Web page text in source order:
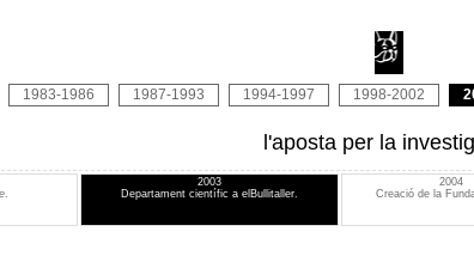
1983-1986 1987-1993 1994-1997 1998-2002
l'aposta per la
.
2003
Departament científic a elBullitaller.
2004
Creació de la